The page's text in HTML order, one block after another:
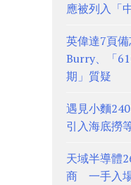
應被列入「
英偉達7頁
Burry、「
期」質疑
遇見小麵
引入海底撈
天域半導體
商 一手入